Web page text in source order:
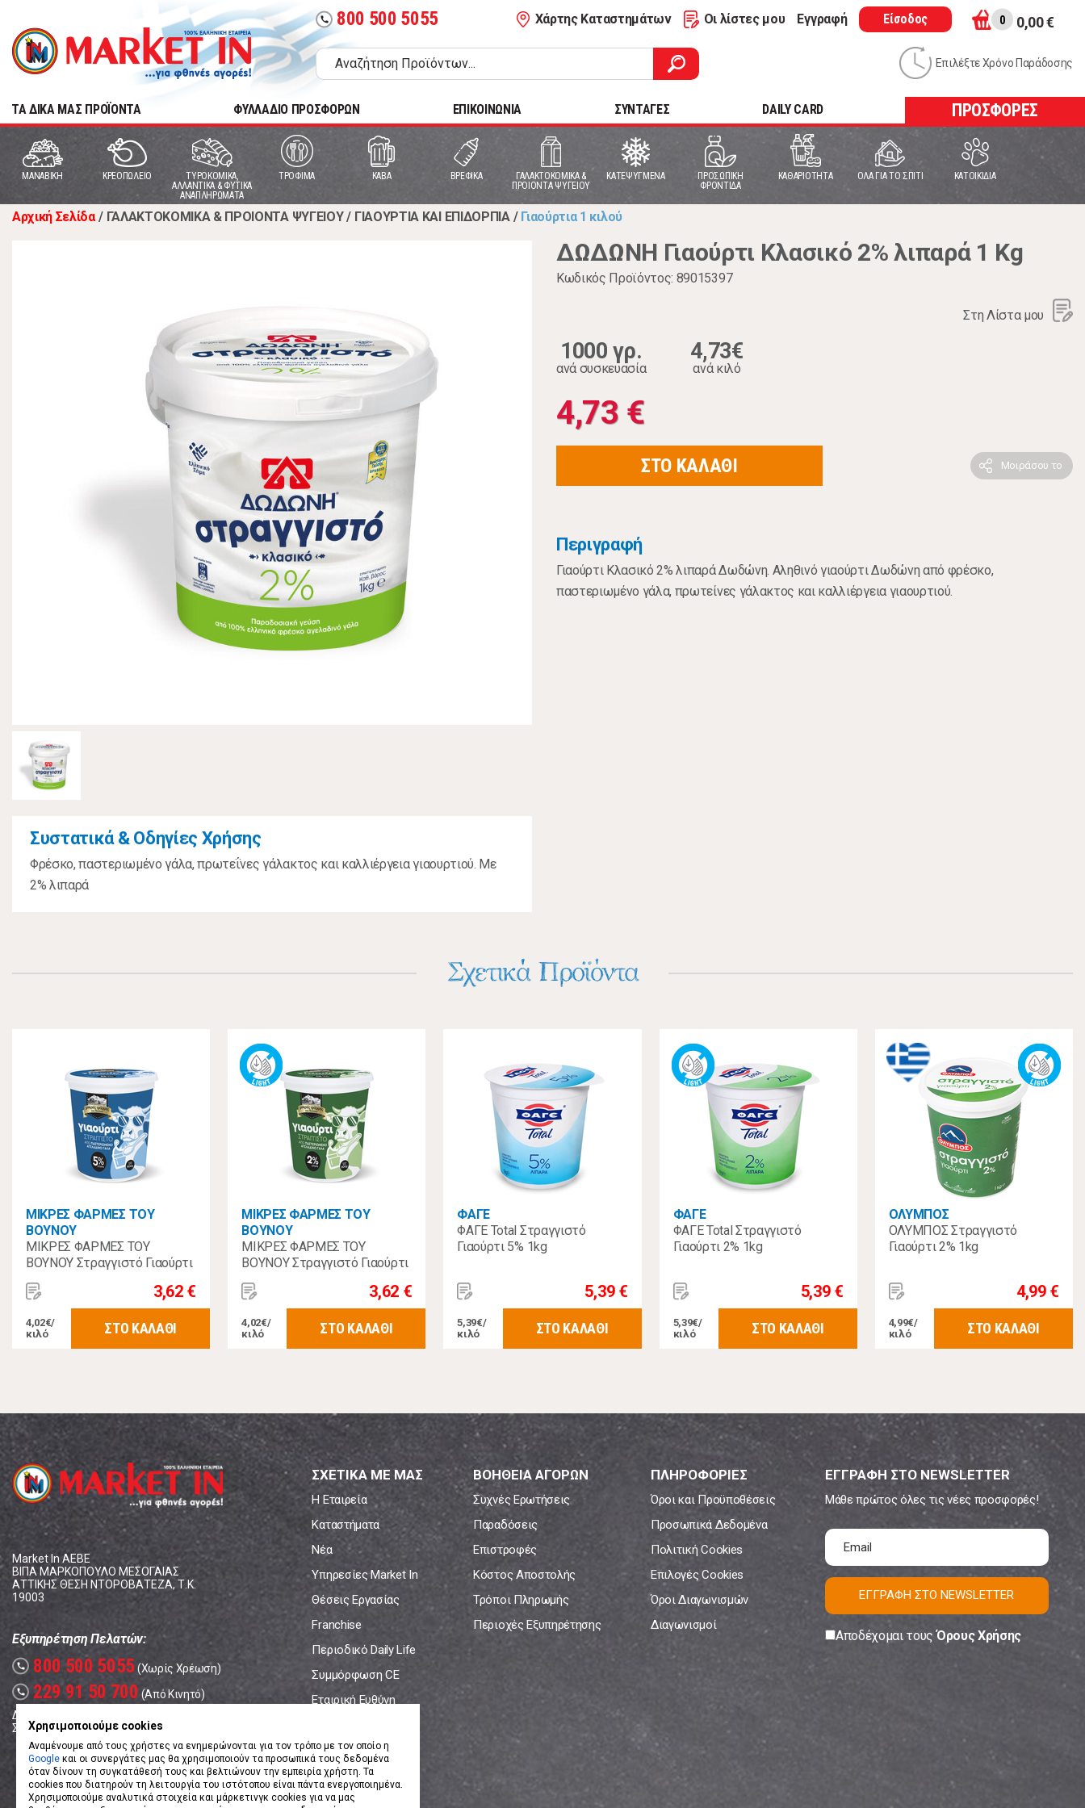
call 800 500 5055 Χάρτης Καταστημάτων Οι λίστες μου Εγγραφή Είσοδος 0 0,00 €
Επιλέξτε Χρόνο Παράδοσης
TA ΔΙΚΑ ΜΑΣ ΠΡΟΪΟΝΤΑ ΦΥΛΛΑΔΙΟ ΠΡΟΣΦΟΡΩΝ ΕΠΙΚΟΙΝΩΝΙΑ ΣΥΝΤΑΓΕΣ DAILY CARD ΠΡΟΣΦΟΡΕΣ
MANABIKH ΚΡΕΟΠΩΛΕΙΟ
ΤΥΡΟΚΟΜΙΚΑ,
ΑΛΛΑΝΤΙΚΑ & ΦΥΤΙΚΑ
ΑΝΑΠΛΗΡΩΜΑΤΑ
ΤΡΟΦΙΜΑ ΚΑΒΑ ΒΡΕΦΙΚΑ
ΓΑΛΑΚΤΟΚΟΜΙΚΑ &
ΠΡΟΙΟΝΤΑ ΨΥΓΕΙΟΥ
ΚΑΤΕΨΥΓΜΕΝΑ
ΠΡΟΣΩΠΙΚΗ
ΦΡΟΝΤΙΔΑ
ΚΑΘΑΡΙΟΤΗΤΑ ΟΛΑ ΓΙΑ ΤΟ ΣΠΙΤΙ ΚΑΤΟΙΚΙΔΙΑ
Αρχική Σελίδα / ΓΑΛΑΚΤΟΚΟΜΙΚΑ & ΠΡΟΙΟΝΤΑ ΨΥΓΕΙΟΥ / ΓΙΑΟΥΡΤΙΑ ΚΑΙ ΕΠΙΔΟΡΠΙΑ / Γιαούρτια 1 κιλού
ΔΩΔΩΝΗ Γιαούρτι Κλασικό 2% λιπαρά 1 Kg
Κωδικός Προϊόντος: 89015397
Στη Λίστα μου
1000 γρ.
ανά συσκευασία
4,73€
ανά κιλό
4,73 €
ΣΤΟ ΚΑΛΑΘΙ Μοιράσου το
Περιγραφή
Γιαούρτι Κλασικό 2% λιπαρά Δωδώνη. Αληθινό γιαούρτι Δωδώνη από φρέσκο,
παστεριωμένο γάλα, πρωτείνες γάλακτος και καλλιέργεια γιαουρτιού.
Συστατικά & Οδηγίες Χρήσης
Φρέσκο, παστεριωμένο γάλα, πρωτεΐνες γάλακτος και καλλιέργεια γιαουρτιού. Με
2% λιπαρά
Σχετικά Προϊόντα
ΜΙΚΡΕΣ ΦΑΡΜΕΣ ΤΟΥ
ΒΟΥΝΟΥ
ΜΙΚΡΕΣ ΦΑΡΜΕΣ ΤΟΥ
ΒΟΥΝΟΥ Στραγγιστό Γιαούρτι
10% 900gr
3,62 €
4,02€/
κιλό
ΣΤΟ ΚΑΛΑΘΙ
ΜΙΚΡΕΣ ΦΑΡΜΕΣ ΤΟΥ
ΒΟΥΝΟΥ
ΜΙΚΡΕΣ ΦΑΡΜΕΣ ΤΟΥ
ΒΟΥΝΟΥ Στραγγιστό Γιαούρτι
2% 900gr
3,62 €
4,02€/
κιλό
ΣΤΟ ΚΑΛΑΘΙ
ΦΑΓΕ
ΦΑΓΕ Total Στραγγιστό
Γιαούρτι 5% 1kg
5,39 €
5,39€/
κιλό
ΣΤΟ ΚΑΛΑΘΙ
ΦΑΓΕ
ΦΑΓΕ Total Στραγγιστό
Γιαούρτι 2% 1kg
5,39 €
5,39€/
κιλό
ΣΤΟ ΚΑΛΑΘΙ
ΟΛΥΜΠΟΣ
ΟΛΥΜΠΟΣ Στραγγιστό
Γιαούρτι 2% 1kg
4,99 €
4,99€/
κιλό
ΣΤΟ ΚΑΛΑΘΙ
Market In ΑΕΒΕ
ΒΙΠΑ ΜΑΡΚΟΠΟΥΛΟ ΜΕΣΟΓΑΙΑΣ
ΑΤΤΙΚΗΣ ΘΕΣΗ ΝΤΟΡΟΒΑΤΕΖΑ, Τ.Κ.
19003
Εξυπηρέτηση Πελατών:
call 800 500 5055 (Χωρίς Χρέωση)
call 229 91 50 700 (Από Κινητό)
Δευτέρα - Παρασκευή: 08:00 - 17:00
Σάββατο: 08:00 – 14:00
ΣΧΕΤΙΚΑ ΜΕ ΜΑΣ
Η Εταιρεία
Καταστήματα
Νέα
Υπηρεσίες Market In
Θέσεις Εργασίας
Franchise
Περιοδικό Daily Life
Συμμόρφωση CE
Εταιρική Ευθύνη
ΒΟΗΘΕΙΑ ΑΓΟΡΩΝ
Συχνές Ερωτήσεις
Παραδόσεις
Επιστροφές
Κόστος Αποστολής
Τρόποι Πληρωμής
Περιοχές Εξυπηρέτησης
ΠΛΗΡΟΦΟΡΙΕΣ
Όροι και Προϋποθέσεις
Προσωπικά Δεδομένα
Πολιτική Cookies
Επιλογές Cookies
Όροι Διαγωνισμών
Διαγωνισμοί
ΕΓΓΡΑΦΗ ΣΤΟ NEWSLETTER
Μάθε πρώτος όλες τις νέες προσφορές!
ΕΓΓΡΑΦΗ ΣΤΟ NEWSLETTER
Αποδέχομαι τουςΌρους Χρήσης
Χρησιμοποιούμε cookies
Αναμένουμε από τους χρήστες να ενημερώνονται για τον τρόπο με τον οποίο η
Google και οι συνεργάτες μας θα χρησιμοποιούν τα προσωπικά τους δεδομένα
όταν δίνουν τη συγκατάθεσή τους και βελτιώνουν την εμπειρία χρήστη. Τα
cookies που διατηρούν τη λειτουργία του ιστότοπου είναι πάντα ενεργοποιημένα.
Χρησιμοποιούμε αναλυτικά στοιχεία και μάρκετινγκ cookies για να μας